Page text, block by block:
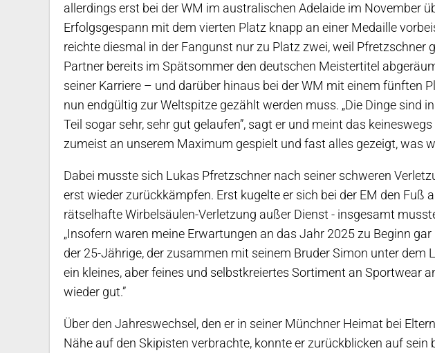
allerdings erst bei der WM im australischen Adelaide im November
Erfolgsgespann mit dem vierten Platz knapp an einer Medaille
reichte diesmal in der Fangunst nur zu Platz zwei, weil Pfretzschner
Partner bereits im Spätsommer den deutschen Meistertitel
seiner Karriere – und darüber hinaus bei der WM mit einem fünften
nun endgültig zur Weltspitze gezählt werden muss. „Die Dinge sind
Teil sogar sehr, sehr gut gelaufen”, sagt er und meint das
zumeist an unserem Maximum gespielt und fast alles gezeigt, was
Dabei musste sich Lukas Pfretzschner nach seiner schweren
erst wieder zurückkämpfen. Erst kugelte er sich bei der EM den Fuß
rätselhafte Wirbelsäulen-Verletzung außer Dienst - insgesamt
„Insofern waren meine Erwartungen an das Jahr 2025 zu Beginn
der 25-Jährige, der zusammen mit seinem Bruder Simon unter dem
ein kleines, aber feines und selbstkreiertes Sortiment an Sportwear
wieder gut.”
Über den Jahreswechsel, den er in seiner Münchner Heimat bei
Nähe auf den Skipisten verbrachte, konnte er zurückblicken auf sein